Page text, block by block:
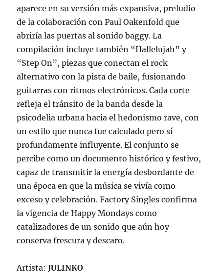
aparece en su versión más expansiva, preludio
de la colaboración con Paul Oakenfold que
abriría las puertas al sonido baggy. La
compilación incluye también “Hallelujah” y
“Step On”, piezas que conectan el rock
alternativo con la pista de baile, fusionando
guitarras con ritmos electrónicos. Cada corte
refleja el tránsito de la banda desde la
psicodelia urbana hacia el hedonismo rave, con
un estilo que nunca fue calculado pero sí
profundamente influyente. El conjunto se
percibe como un documento histórico y festivo,
capaz de transmitir la energía desbordante de
una época en que la música se vivía como
exceso y celebración. Factory Singles confirma
la vigencia de Happy Mondays como
catalizadores de un sonido que aún hoy
conserva frescura y descaro.
Artista:JULINKO